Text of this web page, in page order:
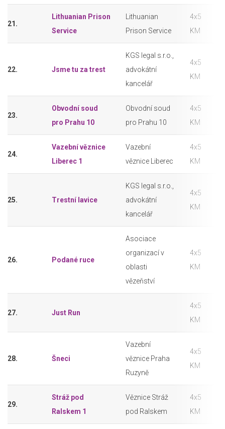
21.
Lithuanian Prison
Service
Lithuanian
Prison Service
4x5
KM
22. Jsme tu za trest
KGS legal s.r.o.,
advokátní
kancelář
4x5
KM
23.
Obvodní soud
pro Prahu 10
Obvodní soud
pro Prahu 10
4x5
KM
24.
Vazební věznice
Liberec 1
Vazební
věznice Liberec
4x5
KM
25. Trestní lavice
KGS legal s.r.o.,
advokátní
kancelář
4x5
KM
26. Podané ruce
Asociace
organizací v
oblasti
vězeňství
4x5
KM
27. Just Run
4x5
KM
28. Šneci
Vazební
věznice Praha
Ruzyně
4x5
KM
29.
Stráž pod
Ralskem 1
Věznice Stráž
pod Ralskem
4x5
KM